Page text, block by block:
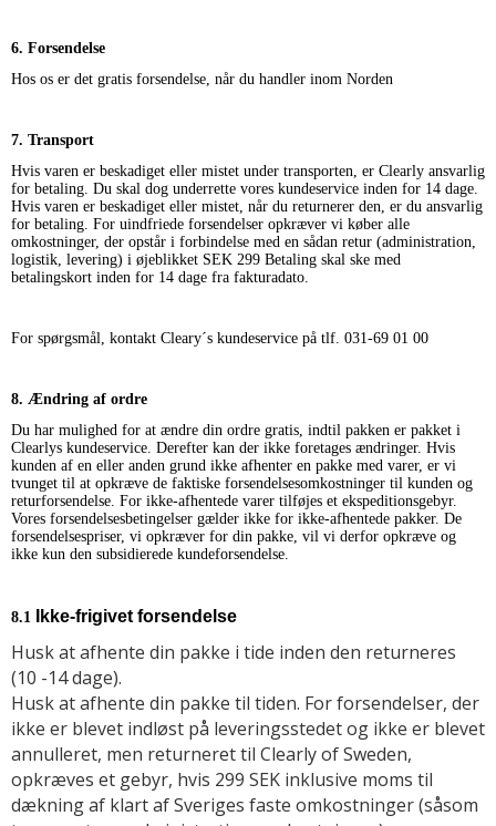
6. Forsendelse
Hos os er det gratis forsendelse, når du handler inom Norden
7. Transport
Hvis varen er beskadiget eller mistet under transporten, er Clearly ansvarlig
for betaling. Du skal dog underrette vores kundeservice inden for 14 dage.
Hvis varen er beskadiget eller mistet, når du returnerer den, er du ansvarlig
for betaling. For uindfriede forsendelser opkræver vi køber alle
omkostninger, der opstår i forbindelse med en sådan retur (administration,
logistik, levering) i øjeblikket SEK 299 Betaling skal ske med
betalingskort inden for 14 dage fra fakturadato.
For spørgsmål, kontakt Cleary´s kundeservice på tlf. 031-69 01 00
8. Ændring af ordre
Du har mulighed for at ændre din ordre gratis, indtil pakken er pakket i
Clearlys kundeservice. Derefter kan der ikke foretages ændringer. Hvis
kunden af en eller anden grund ikke afhenter en pakke med varer, er vi
tvunget til at opkræve de faktiske forsendelsesomkostninger til kunden og
returforsendelse. For ikke-afhentede varer tilføjes et ekspeditionsgebyr.
Vores forsendelsesbetingelser gælder ikke for ikke-afhentede pakker. De
forsendelsespriser, vi opkræver for din pakke, vil vi derfor opkræve og
ikke kun den subsidierede kundeforsendelse.
8.1 Ikke-frigivet forsendelse
Husk at afhente din pakke i tide inden den returneres
(10 -14 dage).
Husk at afhente din pakke til tiden. For forsendelser, der
ikke er blevet indløst på leveringsstedet og ikke er blevet
annulleret, men returneret til Clearly of Sweden,
opkræves et gebyr, hvis 299 SEK inklusive moms til
dækning af klart af Sveriges faste omkostninger (såsom